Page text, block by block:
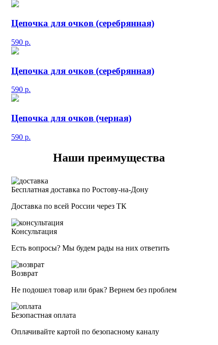
Цепочка для очков (серебрянная)
590 р.
Цепочка для очков (серебрянная)
590 р.
Цепочка для очков (черная)
590 р.
Наши преимущества
Бесплатная доставка по Ростову-на-Дону
Доставка по всей России через ТК
Консультация
Есть вопросы? Мы будем рады на них ответить
Возврат
Не подошел товар или брак? Вернем без проблем
Безопастная оплата
Оплачивайте картой по безопасному каналу